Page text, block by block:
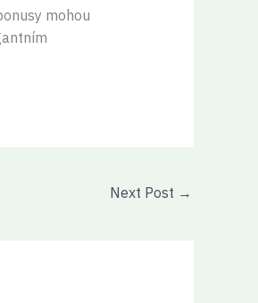
mohou
Next Post →